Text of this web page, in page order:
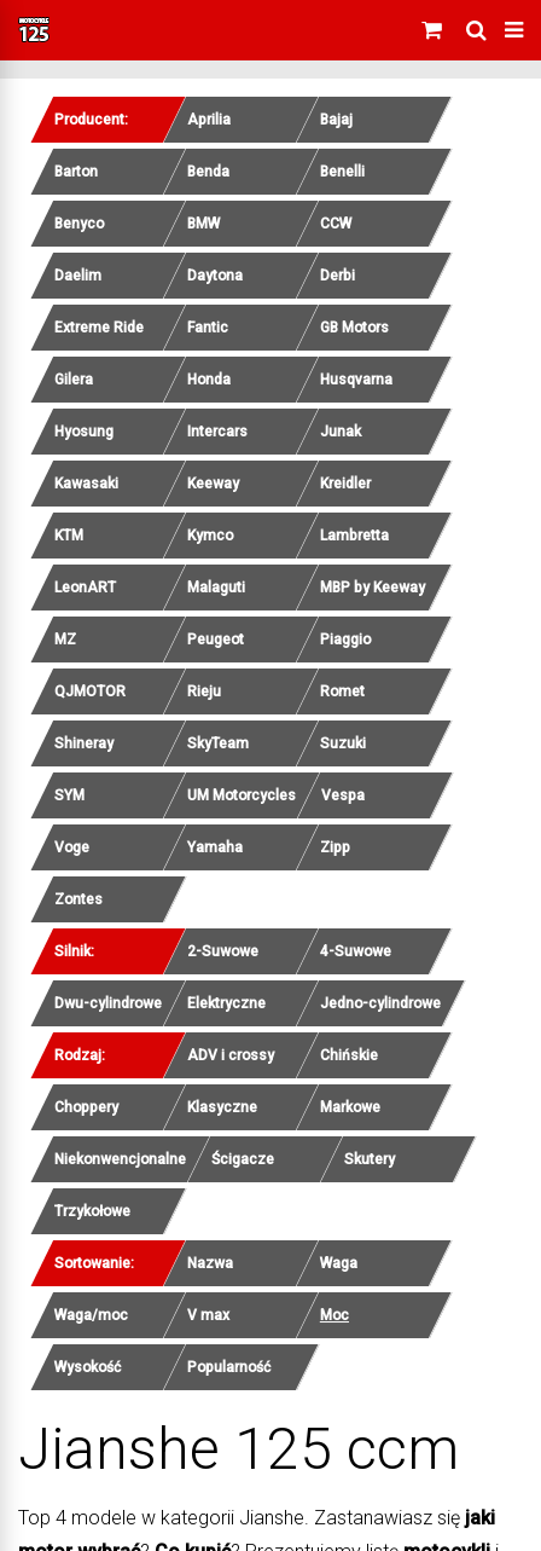
Producent: Aprilia Bajaj
Barton Benda Benelli
Benyco BMW CCW
Daelim Daytona Derbi
Extreme Ride Fantic GB Motors
Gilera Honda Husqvarna
Hyosung Intercars Junak
Kawasaki Keeway Kreidler
KTM Kymco Lambretta
LeonART Malaguti MBP by Keeway
MZ Peugeot Piaggio
QJMOTOR Rieju Romet
Shineray SkyTeam Suzuki
SYM UM Motorcycles Vespa
Voge Yamaha Zipp
Zontes
Silnik: 2-Suwowe 4-Suwowe
Dwu-cylindrowe Elektryczne Jedno-cylindrowe
Rodzaj: ADV i crossy Chińskie
Choppery Klasyczne Markowe
Niekonwencjonalne Ścigacze Skutery
Trzykołowe
Sortowanie: Nazwa Waga
Waga/moc V max Moc
Wysokość Popularność
Jianshe 125 ccm
Top 4 modele w kategorii Jianshe. Zastanawiasz się jaki